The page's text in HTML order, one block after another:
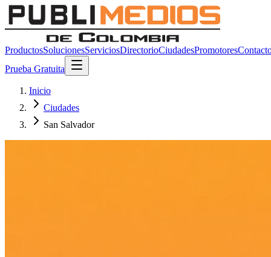
ProductosSolucionesServiciosDirectorioCiudadesPromotores
Prueba Gratuita
Inicio
Ciudades
San Salvador